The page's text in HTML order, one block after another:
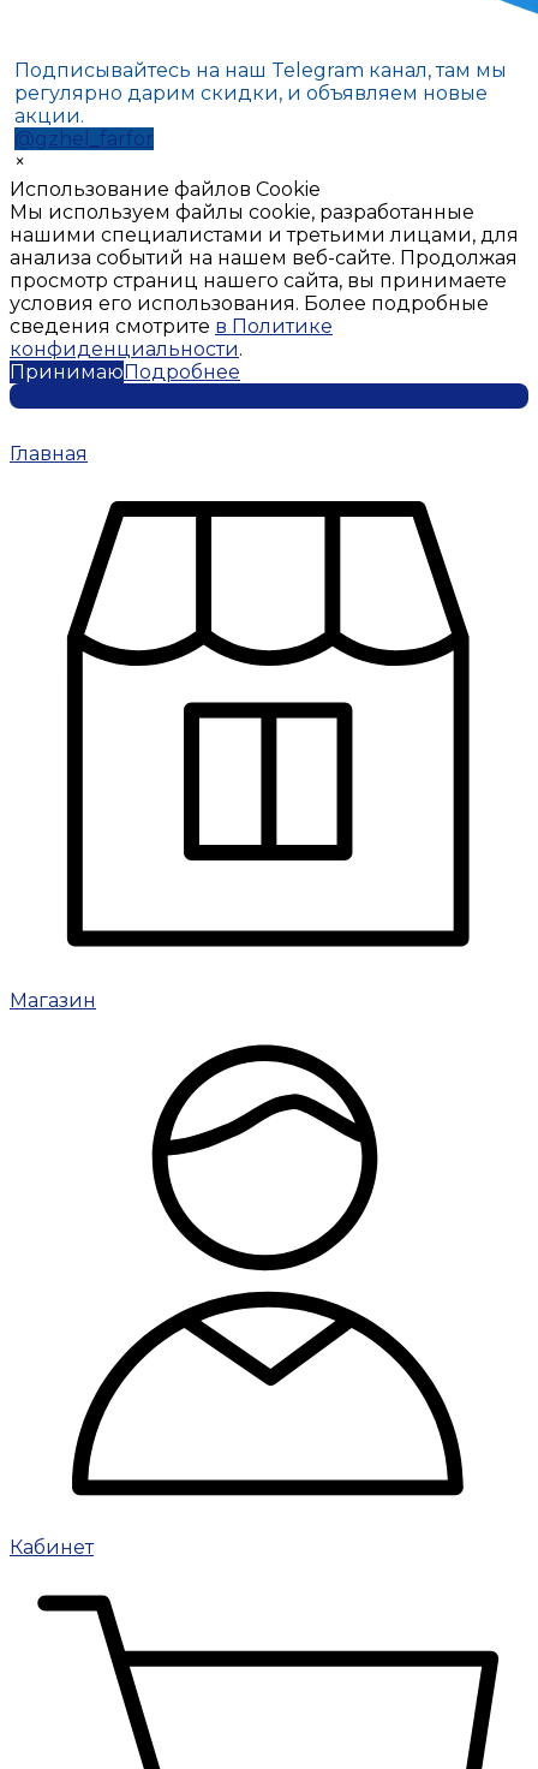
Подписывайтесь на наш Telegram канал, там мы
регулярно дарим скидки, и объявляем новые
акции.
@gzhel_farfor
×
Использование файлов Cookie
Мы используем файлы cookie, разработанные
нашими специалистами и третьими лицами, для
анализа событий на нашем веб-сайте. Продолжая
просмотр страниц нашего сайта, вы принимаете
условия его использования. Более подробные
сведения смотрите в Политике
конфиденциальности.
ПринимаюПодробнее
Главная
Магазин
Кабинет